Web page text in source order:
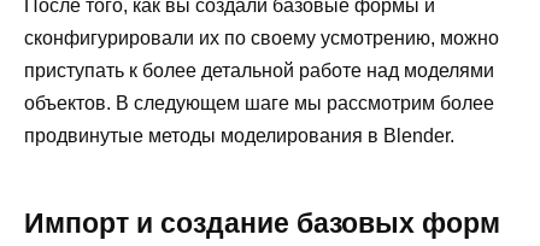
После того, как вы создали базовые формы и
сконфигурировали их по своему усмотрению, можно
приступать к более детальной работе над моделями
объектов. В следующем шаге мы рассмотрим более
продвинутые методы моделирования в Blender.
Импорт и создание базовых форм